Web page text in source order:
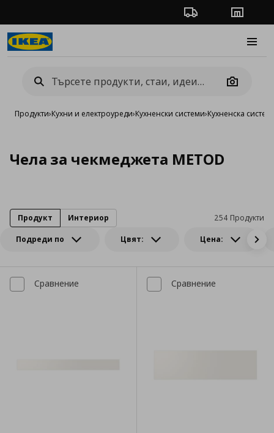
Проследяване на
Camera
Продукти›Кухни и електроуреди›Кухненски системи›Кухненска
Чела за чекмеджета METOD
Подреди по Цвят: Цена:
254 Продукти
Продукт Интериор
Сравнение Сравнение